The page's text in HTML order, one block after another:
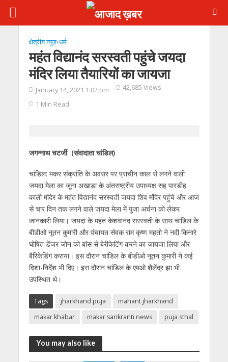
क्षेत्रीय न्यूज़•धर्म
महंत विद्यानंद सरस्वती पहुंचे जयदा
मंदिर लिया तैयारियों का जायजा
January 14, 2021 1:02 pm
42,685 Views
1 Min Read
जगन्नाथ चटर्जी (संवादाता चांडिल)
चांडिल: मकर संक्रांति के अवसर पर प्राचीन काल से लगने वाली
जयदा मेला का जूना अखाड़ा के अंतराष्ट्रीय उपाध्यक्ष सह पारडीह
काली मंदिर के महंत विद्यानंद सरस्वती जयदा शिव मंदिर पहुंचे और आज
से चार दिन तक लगने वाले जयदा मेला में पुजा अर्चना को लेकर
जानकारी लिया। जयदा के महंत केशवानंद सरस्वती के साथ चांडिल के
बीडीओ नूतन कुमारी और पंचायत सेवक राम कृष्ण महतो ने नदी किनारे
घोषित डेंजर जोन को बांस से बेरीकेटिंग करने का जायजा लिया और
बैरिकेडिंग कराया। इस दौरान चांडिल के बीडीओ नूतन कुमारी ने कई
दिशा-निर्देश भी दिए। इस दौरान चांडिल के एमओ शैलेंद्र झा भी
उपस्थित थे।
Tags jharkhand puja
mahant jharkhand
makar khabar
makar sankranti news puja sthal
You may also like